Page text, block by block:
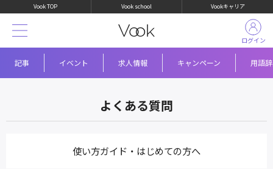
Vook TOP Vook school Vookキャリア
記事 イベント 求人情報 キャンペーン 用語
ログイン
よくある質問
使い方ガイド・はじめての方へ